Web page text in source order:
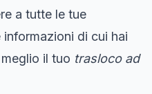
a tutte le tue
di cui hai
il tuo trasloco ad